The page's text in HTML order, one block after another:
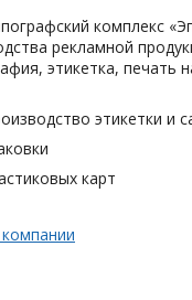
комплекс
рекламной
этикетка, печать
этикетки и
карт